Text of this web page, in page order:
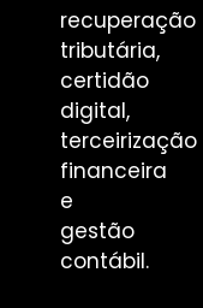
recuperação
tributária,
certidão
digital,
terceirização
financeira
e
gestão
contábil.